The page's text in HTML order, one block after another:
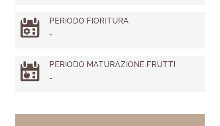
PERIODO FIORITURA
-
PERIODO MATURAZIONE FRUTTI
-